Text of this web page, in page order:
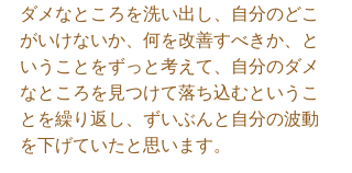
ダメなところを洗い出し、自分のどこ
がいけないか、何を改善すべきか、と
いうことをずっと考えて、自分のダメ
なところを見つけて落ち込むというこ
とを繰り返し、ずいぶんと自分の波動
を下げていたと思います。